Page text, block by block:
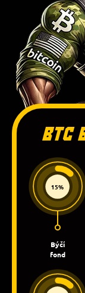
BTC
15%
Býčí
fond